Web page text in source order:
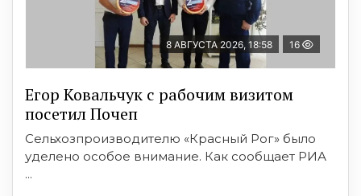
8 АВГУСТА 2026, 18:58 16
Егор Ковальчук с рабочим визитом
посетил Почеп
Сельхозпроизводителю «Красный Рог» было
уделено особое внимание. Как сообщает РИА
...